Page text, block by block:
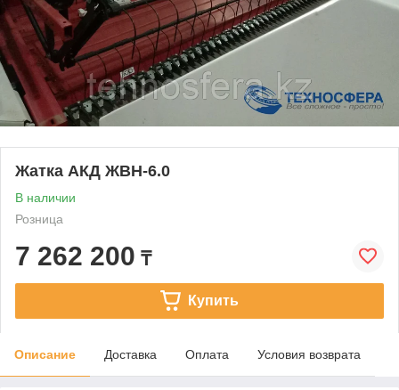
Жатка АКД ЖВН-6.0
В наличии
Розница
7 262 200 ₸
Купить
Описание Доставка Оплата Условия возврата